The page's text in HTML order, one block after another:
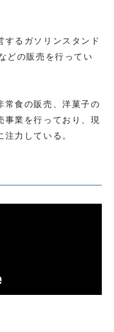
するガソリンスタンド
どの販売を行ってい
常食の販売、洋菓子の
事業を行っており、現
力している。